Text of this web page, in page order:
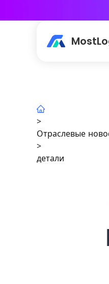
>
Отраслевые
>
детали